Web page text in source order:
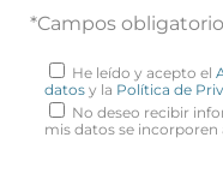
*Campos
He leído y acepto el
datos y la Política de
No deseo recibir
mis datos se incorporen